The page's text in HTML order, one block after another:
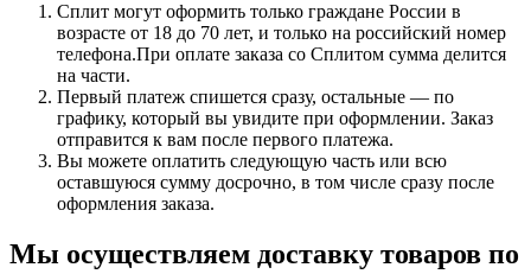
Сплит могут оформить только граждане России в
возрасте от 18 до 70 лет, и только на российский номер
телефона.При оплате заказа со Сплитом сумма делится
на части.
Первый платеж спишется сразу, остальные — по
графику, который вы увидите при оформлении. Заказ
отправится к вам после первого платежа.
Вы можете оплатить следующую часть или всю
оставшуюся сумму досрочно, в том числе сразу после
оформления заказа.
Мы осуществляем доставку товаров по